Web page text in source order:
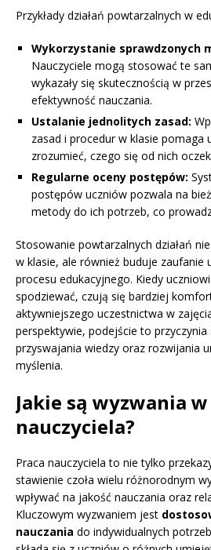
Przykłady działań powtarzalnych w
Wykorzystanie sprawdzonych
Nauczyciele mogą stosować te
wykazały się skutecznością w
efektywność nauczania.
Ustalanie jednolitych zasad:
zasad i procedur w klasie pomaga
zrozumieć, czego się od nich
Regularne oceny postępów:
postępów uczniów pozwala na
metody do ich potrzeb, co
Stosowanie powtarzalnych działań
w klasie, ale również buduje zaufanie
procesu edukacyjnego. Kiedy
spodziewać, czują się bardziej
aktywniejszego uczestnictwa w
perspektywie, podejście to przyczynia
przyswajania wiedzy oraz rozwijania
myślenia.
Jakie są wyzwania
nauczyciela?
Praca nauczyciela to nie tylko
stawienie czoła wielu różnorodnym
wpływać na jakość nauczania oraz
Kluczowym wyzwaniem jest
nauczania do indywidualnych